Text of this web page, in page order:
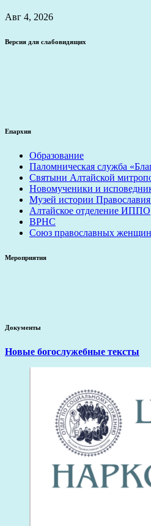
Авг 4, 2026
Версия для слабовидящих
Епархия
Образование
Паломническая служба
Святыни Алтайской
Новомученики и
Музей истории
Алтайское отделение ИППО
ВРНС
Союз православных женщин
Мероприятия
Документы
Новые богослужебные тексты